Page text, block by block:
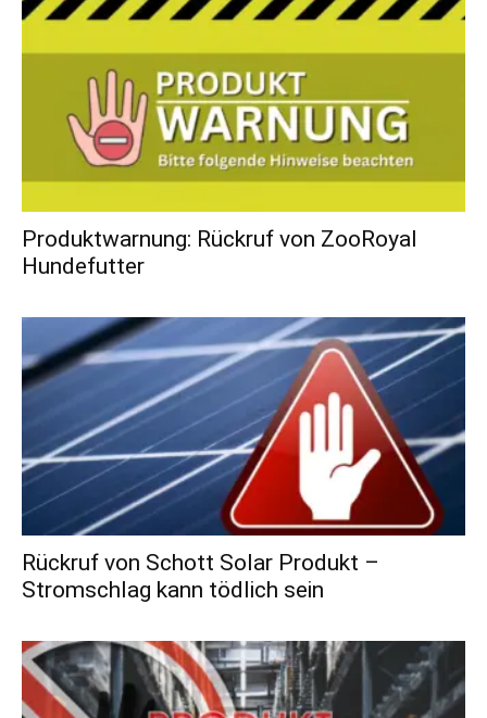
Produktwarnung: Rückruf von ZooRoyal
Hundefutter
Rückruf von Schott Solar Produkt –
Stromschlag kann tödlich sein